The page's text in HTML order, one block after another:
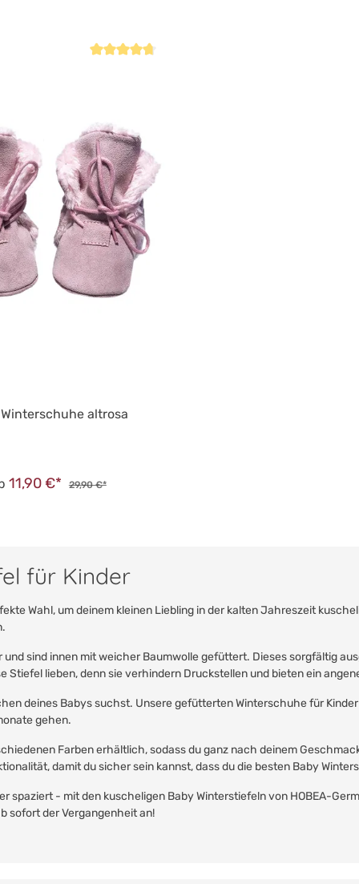
altrosa
11,90 €* 29,90 €*
für Kinder
Wahl, um deinem kleinen Liebling in der kalten Jahreszeit
sind innen mit weicher Baumwolle gefüttert. Dieses sorgfältig
lieben, denn sie verhindern Druckstellen und bieten ein
deines Babys suchst. Unsere gefütterten Winterschuhe für
gehen.
Farben erhältlich, sodass du ganz nach deinem
damit du sicher sein kannst, dass du die besten Baby
spaziert - mit den kuscheligen Baby Winterstiefeln von HOBEA-
sofort der Vergangenheit an!